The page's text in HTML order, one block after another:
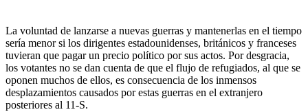
La voluntad de lanzarse a nuevas guerras y mantenerlas en el tiempo
sería menor si los dirigentes estadounidenses, británicos y franceses
tuvieran que pagar un precio político por sus actos. Por desgracia,
los votantes no se dan cuenta de que el flujo de refugiados, al que se
oponen muchos de ellos, es consecuencia de los inmensos
desplazamientos causados por estas guerras en el extranjero
posteriores al 11-S.